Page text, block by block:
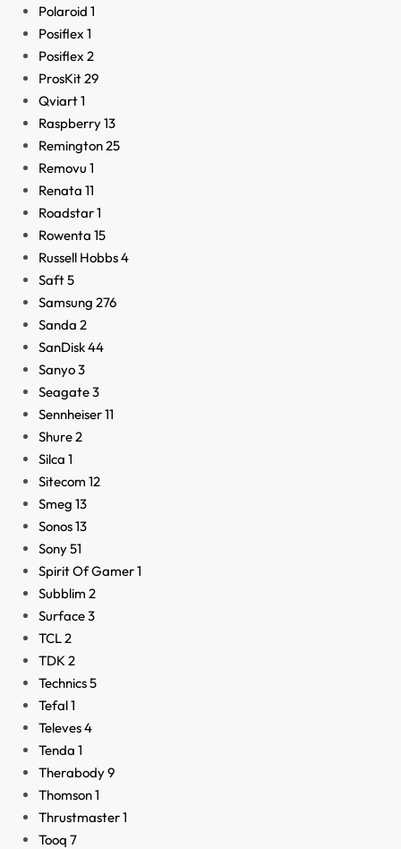
Polaroid 1
Posiflex 1
Posiflex 2
ProsKit29
Qviart1
Raspberry13
Remington25
Removu 1
Renata 11
Roadstar1
Rowenta 15
Russell Hobbs4
Saft5
Samsung 276
Sanda 2
SanDisk44
Sanyo3
Seagate3
Sennheiser11
Shure2
Silca 1
Sitecom 12
Smeg 13
Sonos13
Sony51
Spirit Of Gamer1
Subblim 2
Surface3
TCL2
TDK 2
Technics5
Tefal1
Televes4
Tenda 1
Therabody9
Thomson1
Thrustmaster1
Tooq 7